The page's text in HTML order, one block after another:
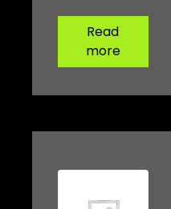
Read
more